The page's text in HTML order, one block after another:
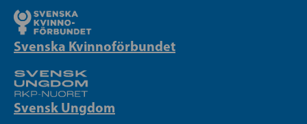
Svenska Kvinnoförbundet
Svensk Ungdom